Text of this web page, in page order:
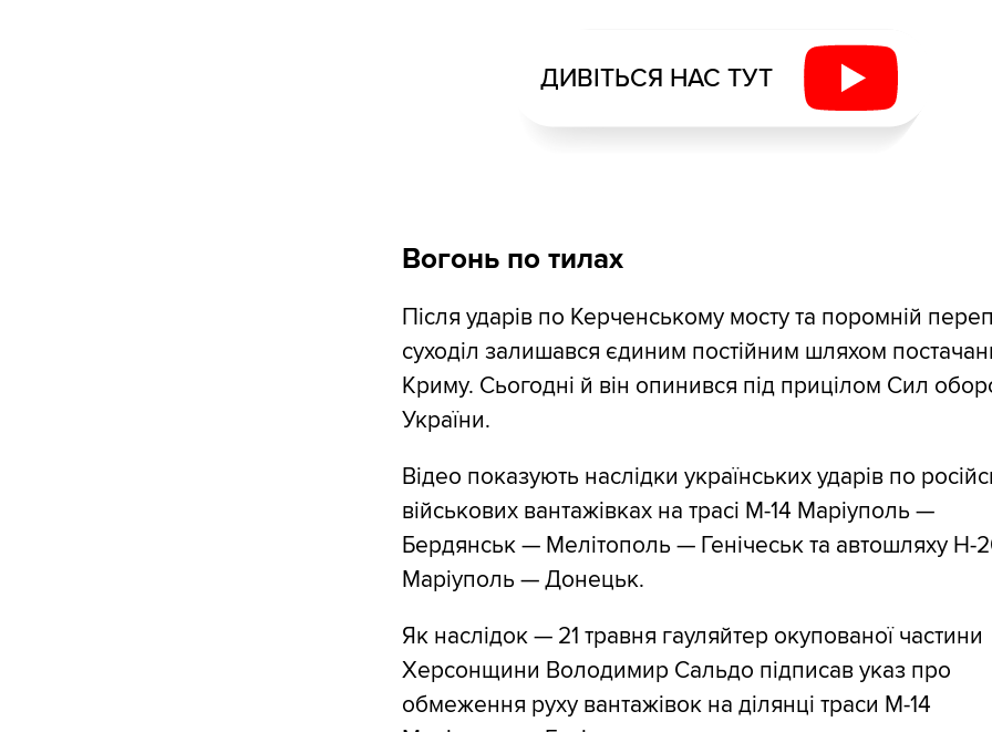
ДИВІТЬСЯ НАС ТУТ
Вогонь по тилах
Після ударів по Керченському мосту та поромній
суходіл залишався єдиним постійним шляхом
Криму. Сьогодні й він опинився під прицілом Сил
України.
Відео показують наслідки українських ударів по
військових вантажівках на трасі М-14 Маріуполь —
Бердянськ — Мелітополь — Генічеськ та автошляху Н-
Маріуполь — Донецьк.
Як наслідок — 21 травня гауляйтер окупованої частини
Херсонщини Володимир Сальдо підписав указ про
обмеження руху вантажівок на ділянці траси М-14